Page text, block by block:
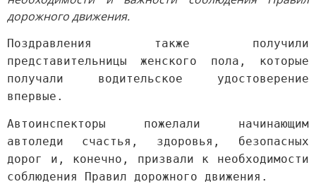
дорожного движения.
Поздравления также получили
представительницы женского пола, которые
получали водительское удостоверение
впервые.
Автоинспекторы пожелали начинающим
автоледи счастья, здоровья, безопасных
дорог и, конечно, призвали к необходимости
соблюдения Правил дорожного движения.